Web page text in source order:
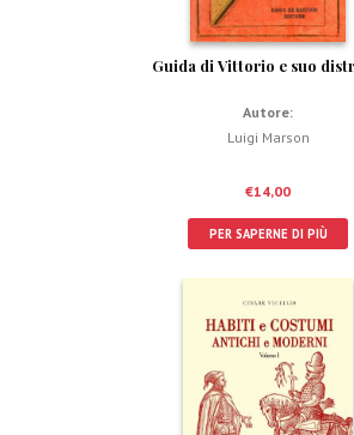
Guida di Vittorio e suo
Autore:
Luigi Marson
€14,00
PER SAPERNE DI PIÙ